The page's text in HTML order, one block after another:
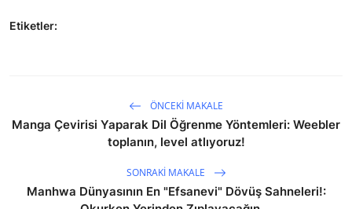
Etiketler:
ÖNCEKI MAKALE
Manga Çevirisi Yaparak Dil Öğrenme Yöntemleri: Weebler
toplanın, level atlıyoruz!
SONRAKI MAKALE
Manhwa Dünyasının En "Efsanevi" Dövüş Sahneleri!: